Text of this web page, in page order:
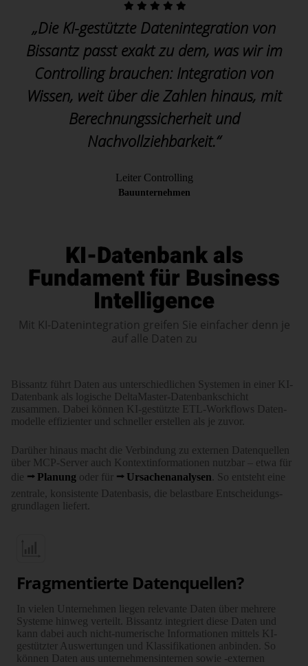
„Die KI-gestützte Datenintegration von
Bissantz passt exakt zu dem, was wir im
Controlling brauchen: Integration von
Wissen, weit über die Zahlen hinaus, mit
Berechnungssicherheit und
Nachvollziehbarkeit.“
Leiter Controlling
Bauunternehmen
KI-Datenbank als
Fundament für Business
Intelligence
Mit KI-Datenintegration greifen Sie einfacher denn je
auf alle Daten zu
Bissantz führt Daten aus unter­schied­lichen Systemen in einer KI-
Datenbank als logische DeltaMaster-Daten­­bank­­schicht
zusammen. Dabei können KI-gestützte ETL-Workflows Daten­
modelle effizienter und schneller erstellen als je zuvor.
Darüher hinaus macht die Verbindung zu externen Daten­­quellen
über MCP-Server auch Kontext­­infor­­ma­­tionen nutzbar – etwa für
die
Planung oder für Ursachen­analysen . So entsteht eine
zentrale, konsistente Daten­basis, die belastbare Entschei­dungs­
grundlagen liefert.
Fragmentierte Datenquellen?
In vielen Unternehmen liegen relevante Daten über mehrere
Systeme hinweg verteilt. Bissantz integriert diese Daten und
kann dabei auch nicht-numerische Infor­ma­tionen mittels KI-
gestützter Auswer­tungen und Klassi­fi­ka­tionen anbinden. So
können Daten aus unter­nehmens­internen sowie -externen